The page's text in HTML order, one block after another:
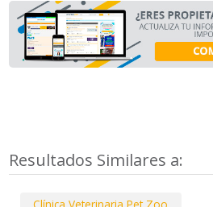
Resultados Similares a: